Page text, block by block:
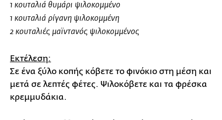
1 κουταλιά θυμάρι ψιλοκομμένο
1 κουταλιά ρίγανη ψιλοκομμένη
2 κουταλιές μαϊντανός ψιλοκομμένος
Εκτέλεση:
Σε ένα ξύλο κοπής κόβετε το φινόκιο στη μέση και
μετά σε λεπτές φέτες. Ψιλοκόβετε και τα φρέσκα
κρεμμυδάκια.